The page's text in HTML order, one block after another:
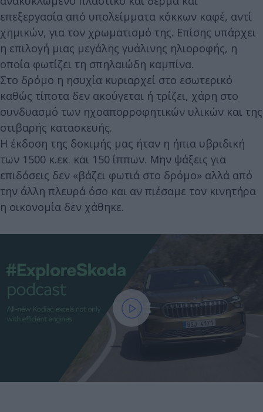
επεξεργασία από υπολείμματα κόκκων καφέ, αντί
χημικών, για τον χρωματισμό της. Επίσης υπάρχει
η επιλογή μιας μεγάλης γυάλινης ηλιοροφής, η
οποία φωτίζει τη σπηλαιώδη καμπίνα.
Στο δρόμο η ησυχία κυριαρχεί στο εσωτερικό
καθώς τίποτα δεν ακούγεται ή τρίζει, χάρη στο
συνδυασμό των ηχοαπορροφητικών υλικών και της
στιβαρής κατασκευής.
Η έκδοση της δοκιμής μας ήταν η ήπια υβριδική
των 1500 κ.εκ. και 150 ίππων. Μην ψάξεις για
επιδόσεις δεν «βάζει φωτιά στο δρόμο» αλλά από
την άλλη πλευρά όσο και αν πιέσαμε τον κινητήρα
η οικονομία δεν χάθηκε.